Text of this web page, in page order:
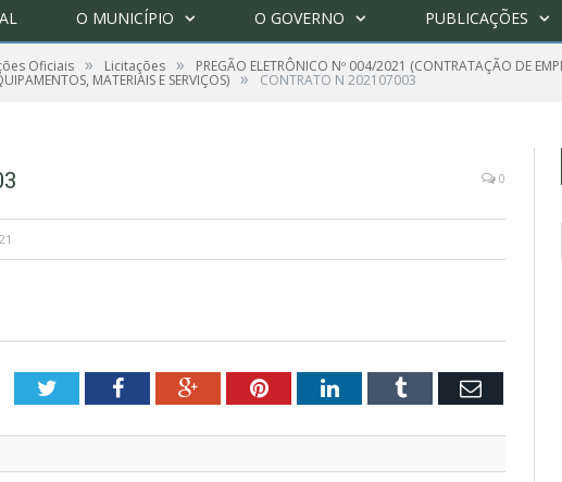
O MUNICÍPIO O GOVERNO PUBLICAÇÕES
Oficiais » Licitações » PREGÃO ELETRÔNICO Nº 004/2021 (CONTRATAÇÃO DE
MATERIAIS E SERVIÇOS) » CONTRATO N 202107003
0
TwitterFacebookGoogle+PinterestLinkedInTumblr Email